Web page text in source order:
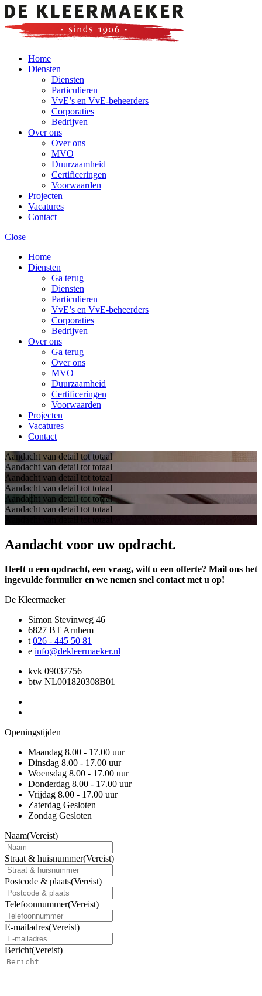
Home
Diensten
Diensten
Particulieren
VvE’s en VvE-beheerders
Corporaties
Bedrijven
Over ons
Over ons
MVO
Duurzaamheid
Certificeringen
Voorwaarden
Projecten
Vacatures
Contact
Close
Home
Diensten
Ga terug
Diensten
Particulieren
VvE’s en VvE-beheerders
Corporaties
Bedrijven
Over ons
Ga terug
Over ons
MVO
Duurzaamheid
Certificeringen
Voorwaarden
Projecten
Vacatures
Contact
Aandacht van detail tot totaal
Aandacht van detail tot totaal
Aandacht van detail tot totaal
Aandacht van detail tot totaal
Aandacht van detail tot totaal
Aandacht van detail tot totaal
Aandacht voor uw opdracht.
Heeft u een opdracht, een vraag, wilt u een offerte? Mail ons het
ingevulde formulier en we nemen snel contact met u op!
De Kleermaeker
Simon Stevinweg 46
6827 BT Arnhem
t 026 - 445 50 81
e info@dekleermaeker.nl
kvk 09037756
btw NL001820308B01
Openingstijden
Maandag 8.00 - 17.00 uur
Dinsdag 8.00 - 17.00 uur
Woensdag 8.00 - 17.00 uur
Donderdag 8.00 - 17.00 uur
Vrijdag 8.00 - 17.00 uur
Zaterdag Gesloten
Zondag Gesloten
Naam(Vereist)
Straat & huisnummer(Vereist)
Postcode & plaats(Vereist)
Telefoonnummer(Vereist)
E-mailadres(Vereist)
Bericht(Vereist)